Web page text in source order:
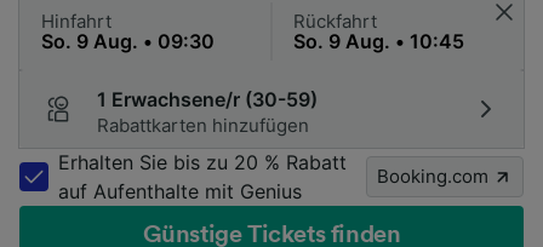
Hinfahrt Rückfahrt
1 Erwachsene/r (30-59)
Rabattkarten hinzufügen
Erhalten Sie bis zu 20 % Rabatt
auf Aufenthalte mit Genius
Booking.com
Günstige Tickets finden